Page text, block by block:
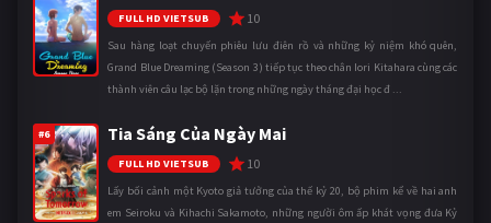
FULL HD VIETSUB 10
Sau hàng loạt chuyến phiêu lưu điên rồ và những kỷ niệm khó quên,
Grand Blue Dreaming (Season 3) tiếp tục theo chân Iori Kitahara cùng các
thành viên câu lạc bộ lặn trong những ngày tháng đại học đ ...
#6 Tia Sáng Của Ngày Mai
FULL HD VIETSUB 10
Lấy bối cảnh một Kyoto giả tưởng của thế kỷ 20, bộ phim kể về hai anh
em Seiroku và Kihachi Sakamoto, những người ôm ấp khát vọng đưa Kỷ